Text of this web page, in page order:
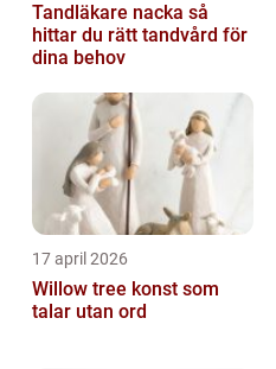
Tandläkare nacka så
hittar du rätt tandvård för
dina behov
17 april 2026
Willow tree konst som
talar utan ord